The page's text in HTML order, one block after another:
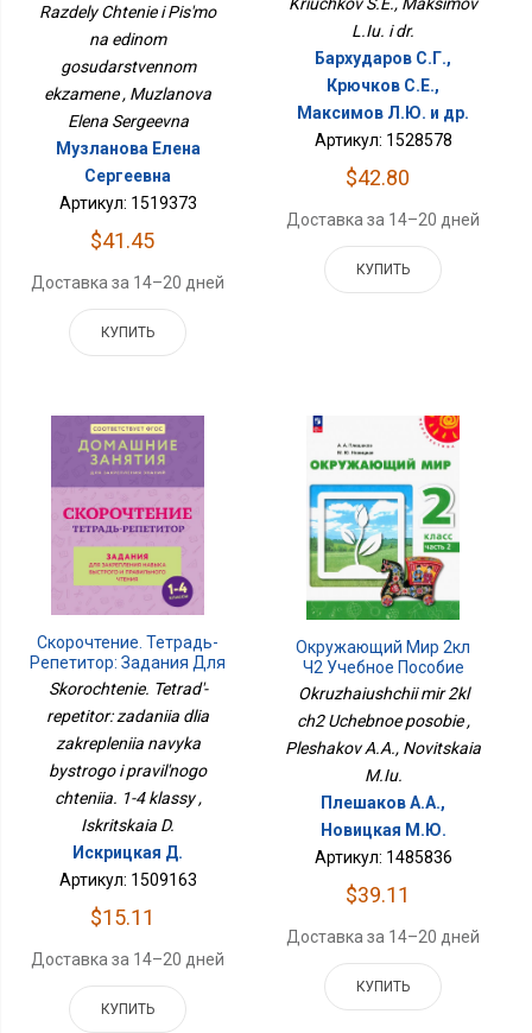
Экзамене
Razdely Chtenie i Pis'mo
na edinom
gosudarstvennom
ekzamene , Muzlanova
Elena Sergeevna
Музланова Елена
Сергеевна
Артикул: 1519373
$41.45
Доставка за 14–20 дней
КУПИТЬ
Kriuchkov S.E., Maksimov
L.Iu. i dr.
Бархударов С.Г.,
Крючков С.Е.,
Максимов Л.Ю. и др.
Артикул: 1528578
$42.80
Доставка за 14–20 дней
КУПИТЬ
Скорочтение. Тетрадь-
Репетитор: Задания Для
Закрепления Навыка
Чтения. 1-4 Классы
Skorochtenie. Tetrad'-
repetitor: zadaniia dlia
zakrepleniia navyka
bystrogo i pravil'nogo
chteniia. 1-4 klassy ,
Iskritskaia D.
Искрицкая Д.
Артикул: 1509163
$15.11
Доставка за 14–20 дней
КУПИТЬ
Окружающий Мир 2кл
Ч2 Учебное Пособие
Okruzhaiushchii mir 2kl
ch2 Uchebnoe posobie ,
Pleshakov A.A., Novitskaia
M.Iu.
Плешаков А.А.,
Новицкая М.Ю.
Артикул: 1485836
$39.11
Доставка за 14–20 дней
КУПИТЬ